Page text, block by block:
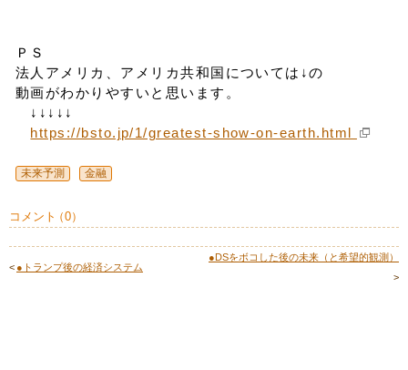
ＰＳ
法人アメリカ、アメリカ共和国については↓の
動画がわかりやすいと思います。
↓↓↓↓↓
https://bsto.jp/1/greatest-show-on-earth.html
未来予測 金融
コメント（0）
< ●トランプ後の経済システム
●DSをボコした後の未来（と希望的観測）
>